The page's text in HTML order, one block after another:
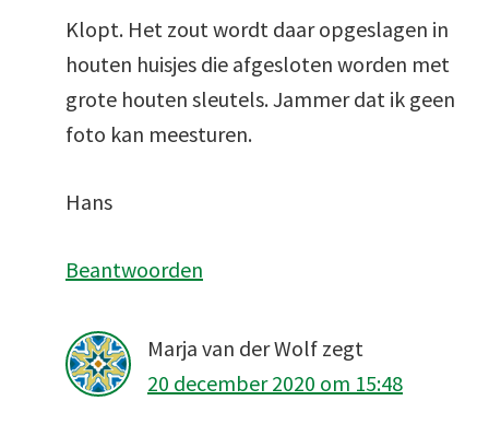
Klopt. Het zout wordt daar opgeslagen in
houten huisjes die afgesloten worden met
grote houten sleutels. Jammer dat ik geen
foto kan meesturen.
Hans
Beantwoorden
Marja van der Wolf zegt
20 december 2020 om 15:48